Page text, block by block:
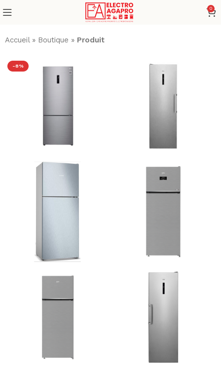
0
Accueil» Boutique » Produit
-8%